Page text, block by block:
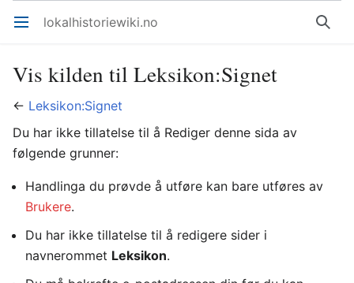
Åpne hovedmenyen lokalhistoriewiki.no Søk
Vis kilden til Leksikon:Signet
← Leksikon:Signet
Du har ikke tillatelse til å Rediger denne sida av
følgende grunner:
Handlinga du prøvde å utføre kan bare utføres av
Brukere.
Du har ikke tillatelse til å redigere sider i
navnerommet Leksikon.